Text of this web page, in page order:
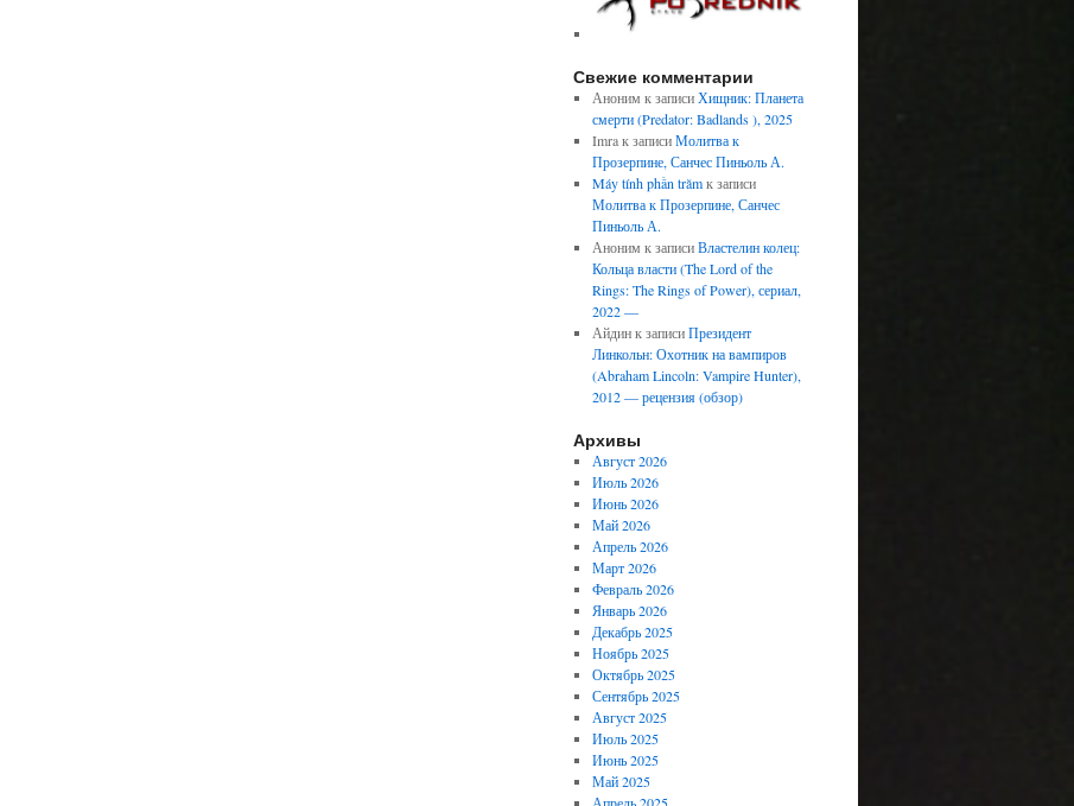
Свежие комментарии
Аноним к записиХищник: Планета
смерти (Predator: Badlands ), 2025
Imraк записиМолитва к
Прозерпине, Санчес Пиньоль А.
Máy tính phần trămк записи
Молитва к Прозерпине, Санчес
Пиньоль А.
Аноним к записиВластелин колец:
Кольца власти (The Lord of the
Rings: The Rings of Power), сериал,
2022 —
Айдинк записиПрезидент
Линкольн: Охотник на вампиров
(Abraham Lincoln: Vampire Hunter),
2012 — рецензия (обзор)
Архивы
Август 2026
Июль 2026
Июнь 2026
Май 2026
Апрель 2026
Март 2026
Февраль 2026
Январь 2026
Декабрь 2025
Ноябрь 2025
Октябрь 2025
Сентябрь 2025
Август 2025
Июль 2025
Июнь 2025
Май 2025
Апрель 2025